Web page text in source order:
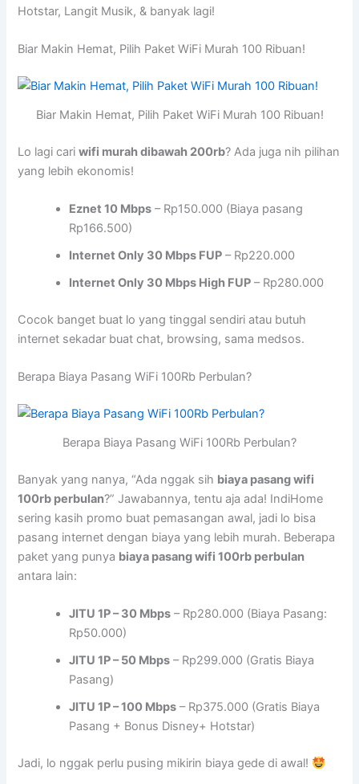
Hotstar, Langit Musik, & banyak lagi!
Biar Makin Hemat, Pilih Paket WiFi Murah 100 Ribuan!
Biar Makin Hemat, Pilih Paket WiFi Murah 100 Ribuan!
Lo lagi cariwifi murah dibawah 200rb? Ada juga nih pilihan
yang lebih ekonomis!
Eznet 10 Mbps – Rp150.000 (Biaya pasang
Rp166.500)
Internet Only 30 Mbps FUP – Rp220.000
Internet Only 30 Mbps High FUP – Rp280.000
Cocok banget buat lo yang tinggal sendiri atau butuh
internet sekadar buat chat, browsing, sama medsos.
Berapa Biaya Pasang WiFi 100Rb Perbulan?
Berapa Biaya Pasang WiFi 100Rb Perbulan?
Banyak yang nanya, “Ada nggak sih biaya pasang wifi
100rb perbulan?” Jawabannya, tentu aja ada! IndiHome
sering kasih promo buat pemasangan awal, jadi lo bisa
pasang internet dengan biaya yang lebih murah. Beberapa
paket yang punya biaya pasang wifi 100rb perbulan
antara lain:
JITU 1P – 30 Mbps – Rp280.000 (Biaya Pasang:
Rp50.000)
JITU 1P – 50 Mbps – Rp299.000 (Gratis Biaya
Pasang)
JITU 1P – 100 Mbps – Rp375.000 (Gratis Biaya
Pasang + Bonus Disney+ Hotstar)
Jadi, lo nggak perlu pusing mikirin biaya gede di awal!